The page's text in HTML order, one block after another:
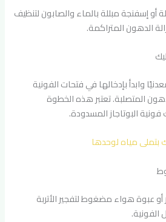
إسفنجة مبللة بالماء والصابون لتنظيف
الدهون المتراكمة.
وابدأ بإدخالها في فتحات الفونية
المتصلبة. تعتبر هذه الخطوة
البوتاجاز المسدودة.
بتملى مياه لوحدها
عبوة هواء مضغوط لتفجير الأتربة